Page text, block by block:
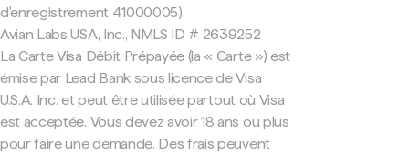
d'enregistrement 41000005).
Avian Labs USA, Inc., NMLS ID # 2639252
La Carte Visa Débit Prépayée (la « Carte ») est
émise par Lead Bank sous licence de Visa
U.S.A. Inc. et peut être utilisée partout où Visa
est acceptée. Vous devez avoir 18 ans ou plus
pour faire une demande. Des frais peuvent